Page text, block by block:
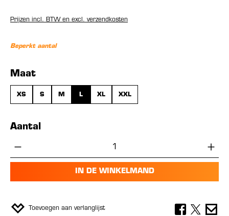
Prijzen incl. BTW en excl. verzendkosten
Beperkt aantal
Selecteer
Maat
XS S M L XL XXL
Aantal
Producthoeveelheid: Voer de gewenste
IN DE WINKELMAND
Toevoegen aan verlanglijst